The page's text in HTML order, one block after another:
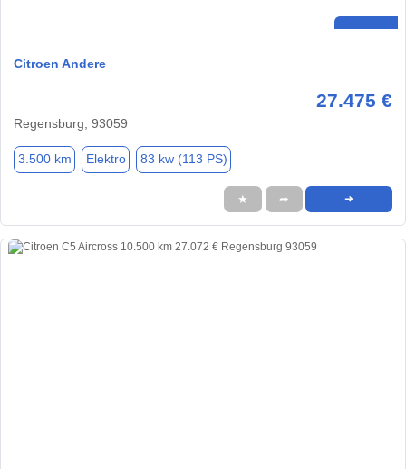
Citroen Andere
27.475 €
Regensburg, 93059
3.500 km Elektro 83 kw (113 PS)
★ ➦ ➜